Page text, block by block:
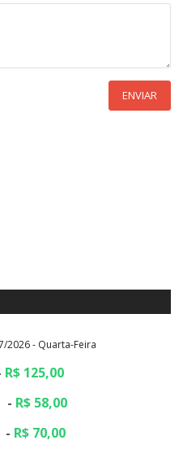
ENVIAR
2026 - Quarta-Feira
R$ 125,00
- R$ 58,00
- R$ 70,00